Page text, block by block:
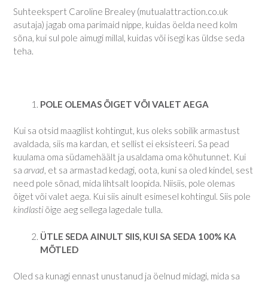
Suhteekspert Caroline Brealey (mutualattraction.co.uk
asutaja) jagab oma parimaid nippe, kuidas öelda need kolm
sõna, kui sul pole aimugi millal, kuidas või isegi kas üldse seda
teha.
POLE OLEMAS ÕIGET VÕI VALET AEGA
Kui sa otsid maagilist kohtingut, kus oleks sobilik armastust
avaldada, siis ma kardan, et sellist ei eksisteeri. Sa pead
kuulama oma südamehäält ja usaldama oma kõhutunnet. Kui
sa arvad, et sa armastad kedagi, oota, kuni sa oled kindel, sest
need pole sõnad, mida lihtsalt loopida. Niisiis, pole olemas
õiget või valet aega. Kui siis ainult esimesel kohtingul. Siis pole
kindlasti õige aeg sellega lagedale tulla.
ÜTLE SEDA AINULT SIIS, KUI SA SEDA 100% KA
MÕTLED
Oled sa kunagi ennast unustanud ja öelnud midagi, mida sa